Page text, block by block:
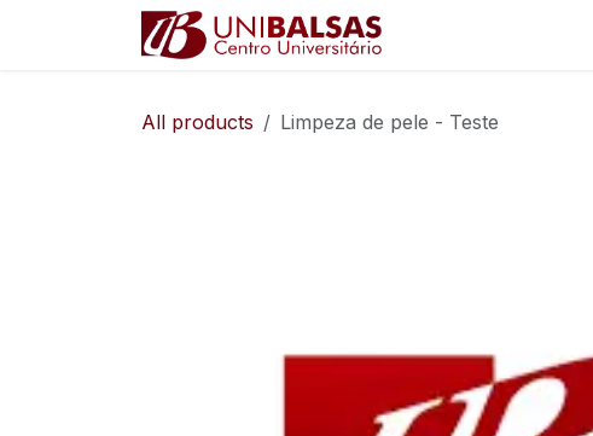
Pular para o conteúdo
All products Limpeza de pele - Teste